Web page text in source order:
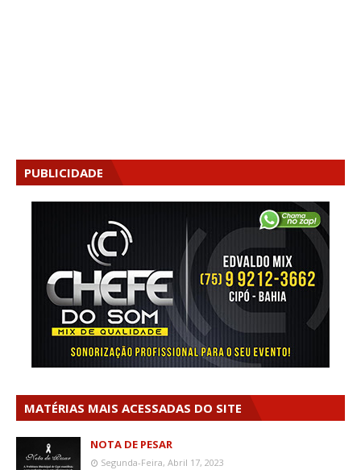
PUBLICIDADE
MATÉRIAS MAIS ACESSADAS DO SITE
NOTA DE PESAR
Segunda-Feira, Abril 17, 2023